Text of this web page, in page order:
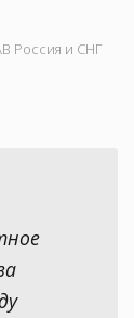
Россия и СНГ